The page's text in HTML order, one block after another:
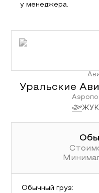
у менеджера.
Уральские
Обычный груз: